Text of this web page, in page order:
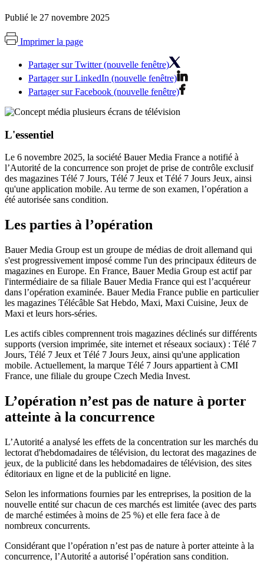
Publié le 27 novembre 2025
Imprimer la page
Partager sur Twitter (nouvelle fenêtre)
Partager sur LinkedIn (nouvelle fenêtre)
Partager sur Facebook (nouvelle fenêtre)
L'essentiel
Le 6 novembre 2025, la société Bauer Media France a notifié à
l’Autorité de la concurrence son projet de prise de contrôle exclusif
des magazines Télé 7 Jours, Télé 7 Jeux et Télé 7 Jours Jeux, ainsi
qu'une application mobile. Au terme de son examen, l’opération a
été autorisée sans condition.
Les parties à l’opération
Bauer Media Group est un groupe de médias de droit allemand qui
s'est progressivement imposé comme l'un des principaux éditeurs de
magazines en Europe. En France, Bauer Media Group est actif par
l'intermédiaire de sa filiale Bauer Media France qui est l’acquéreur
dans l’opération examinée. Bauer Media France publie en particulier
les magazines Télécâble Sat Hebdo, Maxi, Maxi Cuisine, Jeux de
Maxi et leurs hors-séries.
Les actifs cibles comprennent trois magazines déclinés sur différents
supports (version imprimée, site internet et réseaux sociaux) : Télé 7
Jours, Télé 7 Jeux et Télé 7 Jours Jeux, ainsi qu'une application
mobile. Actuellement, la marque Télé 7 Jours appartient à CMI
France, une filiale du groupe Czech Media Invest.
L’opération n’est pas de nature à porter
atteinte à la concurrence
L’Autorité a analysé les effets de la concentration sur les marchés du
lectorat d'hebdomadaires de télévision, du lectorat des magazines de
jeux, de la publicité dans les hebdomadaires de télévision, des sites
éditoriaux en ligne et de la publicité en ligne.
Selon les informations fournies par les entreprises, la position de la
nouvelle entité sur chacun de ces marchés est limitée (avec des parts
de marché estimées à moins de 25 %) et elle fera face à de
nombreux concurrents.
Considérant que l’opération n’est pas de nature à porter atteinte à la
concurrence, l’Autorité a autorisé l’opération sans condition.